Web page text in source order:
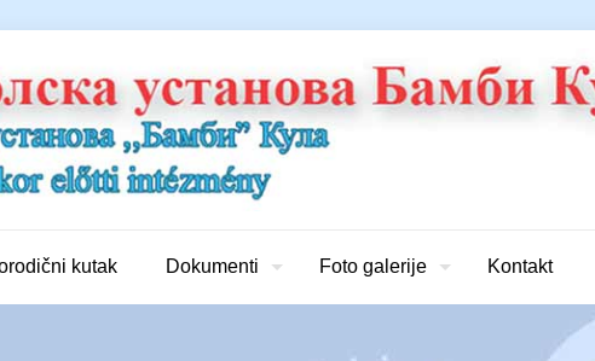
kutak Dokumenti Foto galerije Kontakt